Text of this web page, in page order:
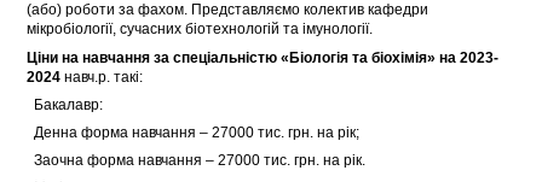
(або) роботи за фахом. Представляємо колектив кафедри
мікробіології, сучасних біотехнологій та імунології.
Ціни на навчання за спеціальністю «Біологія та біохімія» на 2023-
2024навч.р. такі:
 Бакалавр:
 Денна форма навчання – 27000 тис. грн. на рік;
 Заочна форма навчання – 27000 тис. грн. на рік.